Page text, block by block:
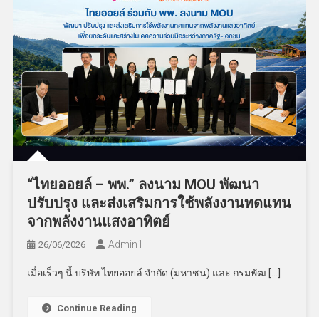
“ไทยออยล์ – พพ.” ลงนาม MOU พัฒนา
ปรับปรุง และส่งเสริมการใช้พลังงานทดแทน
จากพลังงานแสงอาทิตย์
26/06/2026 Admin​1
เมื่อเร็วๆ นี้ บริษัท ไทยออยล์ จำกัด (มหาชน) และ กรมพัฒ […]
Continue Reading